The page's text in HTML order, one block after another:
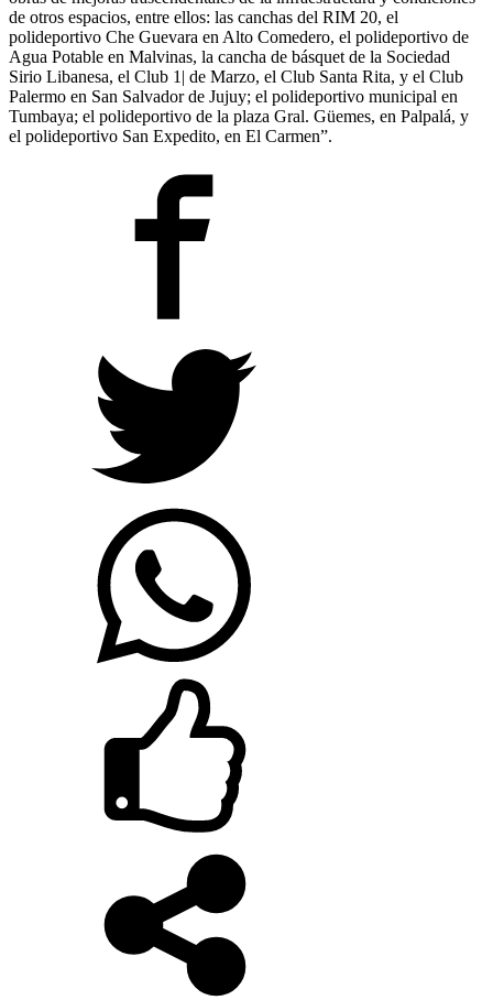
de otros espacios, entre ellos: las canchas del RIM 20, el
polideportivo Che Guevara en Alto Comedero, el polideportivo de
Agua Potable en Malvinas, la cancha de básquet de la Sociedad
Sirio Libanesa, el Club 1| de Marzo, el Club Santa Rita, y el Club
Palermo en San Salvador de Jujuy; el polideportivo municipal en
Tumbaya; el polideportivo de la plaza Gral. Güemes, en Palpalá, y
el polideportivo San Expedito, en El Carmen”.